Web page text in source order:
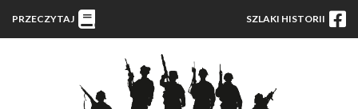
PRZECZYTAJ SZLAKI HISTORII